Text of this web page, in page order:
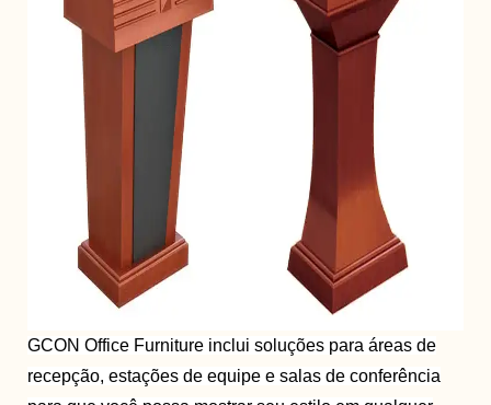
GCON Office Furniture inclui soluções para áreas de
recepção, estações de equipe e salas de conferência